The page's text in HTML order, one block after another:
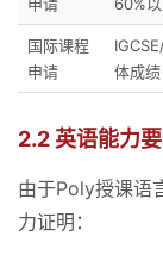
国际课程
申请
体成绩
2.2 英语能力
由于Poly授课语
力证明：